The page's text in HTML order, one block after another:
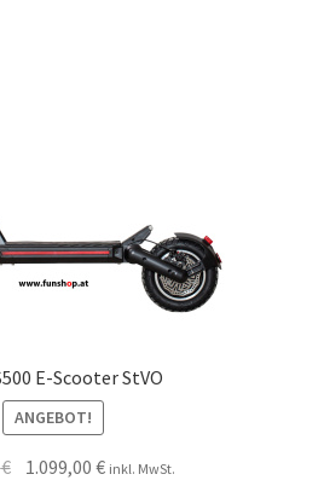
E-Scooter StVO
ANGEBOT!
€ 1.099,00€ inkl. MwSt.